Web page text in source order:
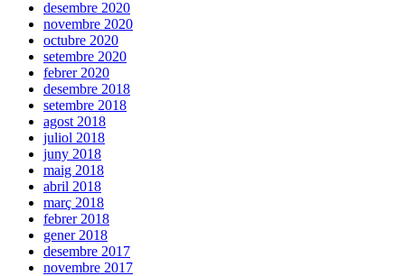
desembre 2020
novembre 2020
octubre 2020
setembre 2020
febrer 2020
desembre 2018
setembre 2018
agost 2018
juliol 2018
juny 2018
maig 2018
abril 2018
març 2018
febrer 2018
gener 2018
desembre 2017
novembre 2017